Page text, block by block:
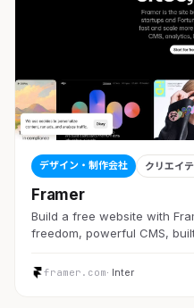
デザイン・制作会社 クリエイ
Framer
Build a free website with
freedom, powerful CMS,
framer.com· Inter